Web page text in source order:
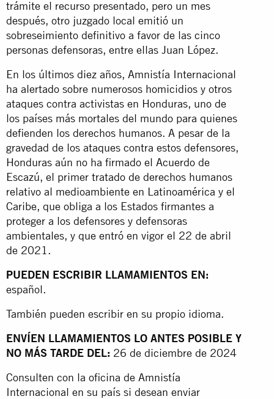
trámite el recurso presentado, pero un mes
después, otro juzgado local emitió un
sobreseimiento definitivo a favor de las cinco
personas defensoras, entre ellas Juan López.
En los últimos diez años, Amnistía Internacional
ha alertado sobre numerosos homicidios y otros
ataques contra activistas en Honduras, uno de
los países más mortales del mundo para quienes
defienden los derechos humanos. A pesar de la
gravedad de los ataques contra estos defensores,
Honduras aún no ha firmado el Acuerdo de
Escazú, el primer tratado de derechos humanos
relativo al medioambiente en Latinoamérica y el
Caribe, que obliga a los Estados firmantes a
proteger a los defensores y defensoras
ambientales, y que entró en vigor el 22 de abril
de 2021.
PUEDEN ESCRIBIR LLAMAMIENTOS EN:
español.
También pueden escribir en su propio idioma.
ENVÍEN LLAMAMIENTOS LO ANTES POSIBLE Y
NO MÁS TARDE DEL: 26 de diciembre de 2024
Consulten con la oficina de Amnistía
Internacional en su país si desean enviar